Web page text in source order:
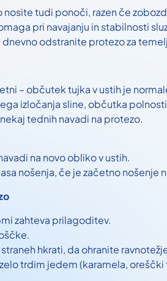
nosite tudi ponoči, razen če
pri navajanju in stabilnosti
dnevno odstranite protezo za
– občutek tujka v ustih je
izločanja sline, občutka
tednih navadi na protezo.
na novo obliko v ustih.
nošenja, če je začetno nošenje
zahteva prilagoditev.
hkrati, da ohranite
trdim jedem (karamela,